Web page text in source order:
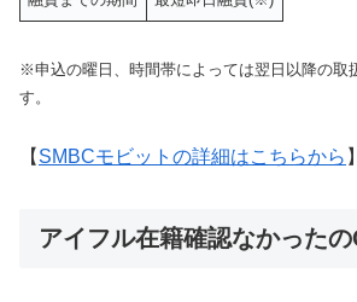
※申込の曜日、時間帯によっては翌日以降の取
す。
【 SMBCモビットの詳細はこちらから 】
アイフル在籍確認なかった